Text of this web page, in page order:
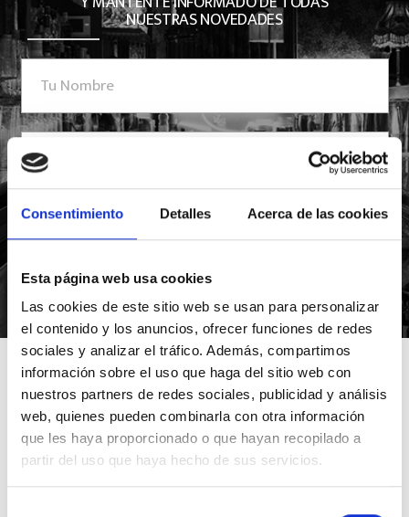
Consentimiento Detalles Acerca de las cookies
Esta página web usa cookies
Las cookies de este sitio web se usan para personalizar
el contenido y los anuncios, ofrecer funciones de redes
sociales y analizar el tráfico. Además, compartimos
información sobre el uso que haga del sitio web con
nuestros partners de redes sociales, publicidad y análisis
web, quienes pueden combinarla con otra información
que les haya proporcionado o que hayan recopilado a
partir del uso que haya hecho de sus servicios.
NUESTRAS NOVEDADES
*Suscribiéndote aceptas nuestra política de privacidad